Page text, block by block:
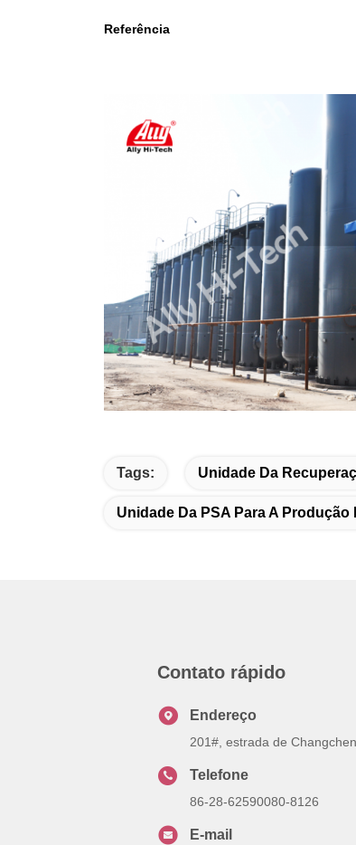
Referência
Tags: Unidade Da
Unidade Da PSA Para A
Contato rápido
Endereço
201#, estrada de
Telefone
86-28-62590080-8126
E-mail